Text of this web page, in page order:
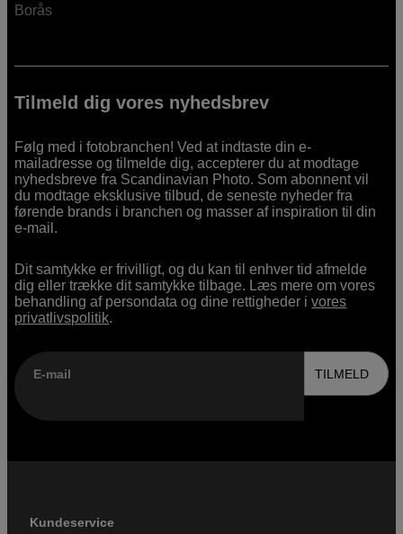
Borås
Tilmeld dig vores nyhedsbrev
Følg med i fotobranchen! Ved at indtaste din e-
mailadresse og tilmelde dig, accepterer du at modtage
nyhedsbreve fra Scandinavian Photo. Som abonnent vil
du modtage eksklusive tilbud, de seneste nyheder fra
førende brands i branchen og masser af inspiration til din
e-mail.
Dit samtykke er frivilligt, og du kan til enhver tid afmelde
dig eller trække dit samtykke tilbage. Læs mere om vores
behandling af persondata og dine rettigheder ivores
privatlivspolitik.
E-mail TILMELD
Kundeservice